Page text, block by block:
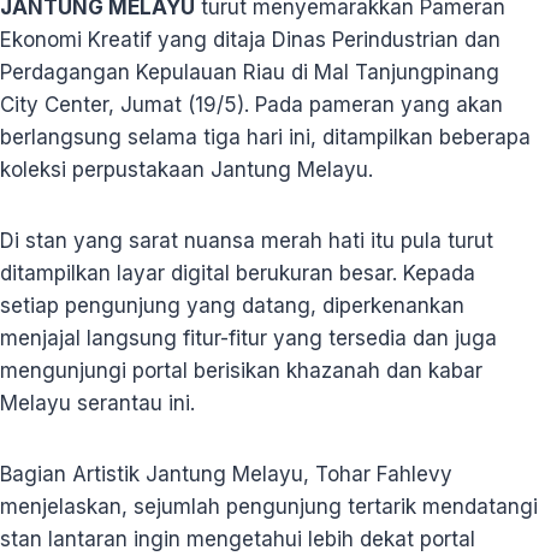
JANTUNG MELAYU turut menyemarakkan Pameran
Ekonomi Kreatif yang ditaja Dinas Perindustrian dan
Perdagangan Kepulauan Riau di Mal Tanjungpinang
City Center, Jumat (19/5). Pada pameran yang akan
berlangsung selama tiga hari ini, ditampilkan beberapa
koleksi perpustakaan Jantung Melayu.
Di stan yang sarat nuansa merah hati itu pula turut
ditampilkan layar digital berukuran besar. Kepada
setiap pengunjung yang datang, diperkenankan
menjajal langsung fitur-fitur yang tersedia dan juga
mengunjungi portal berisikan khazanah dan kabar
Melayu serantau ini.
Bagian Artistik Jantung Melayu, Tohar Fahlevy
menjelaskan, sejumlah pengunjung tertarik mendatangi
stan lantaran ingin mengetahui lebih dekat portal